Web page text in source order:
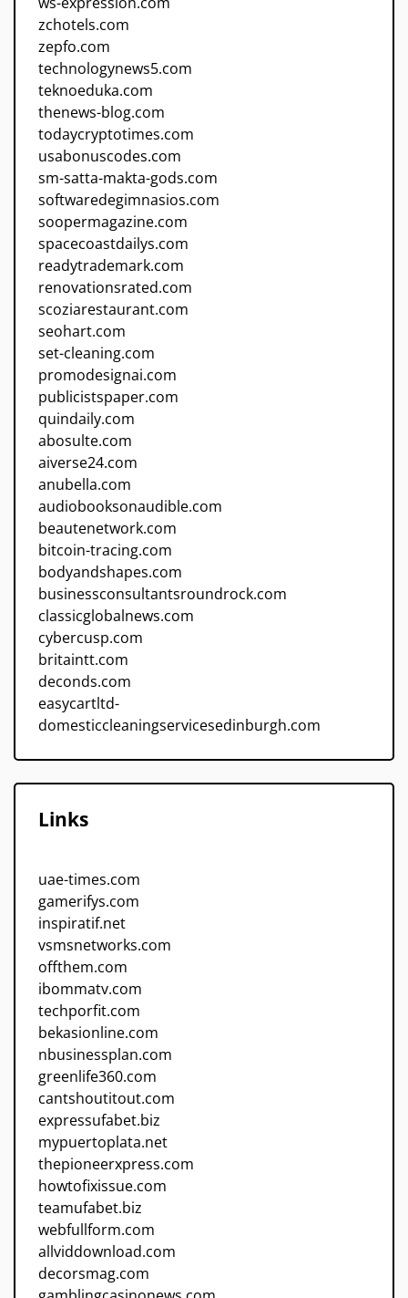
zchotels.com
zepfo.com
technologynews5.com
teknoeduka.com
thenews-blog.com
todaycryptotimes.com
usabonuscodes.com
sm-satta-makta-gods.com
softwaredegimnasios.com
soopermagazine.com
spacecoastdailys.com
readytrademark.com
renovationsrated.com
scoziarestaurant.com
seohart.com
set-cleaning.com
promodesignai.com
publicistspaper.com
quindaily.com
abosulte.com
aiverse24.com
anubella.com
audiobooksonaudible.com
beautenetwork.com
bitcoin-tracing.com
bodyandshapes.com
businessconsultantsroundrock.com
classicglobalnews.com
cybercusp.com
britaintt.com
deconds.com
easycartltd-
domesticcleaningservicesedinburgh.com
Links
uae-times.com
gamerifys.com
inspiratif.net
vsmsnetworks.com
offthem.com
ibommatv.com
techporfit.com
bekasionline.com
nbusinessplan.com
greenlife360.com
cantshoutitout.com
expressufabet.biz
mypuertoplata.net
thepioneerxpress.com
howtofixissue.com
teamufabet.biz
webfullform.com
allviddownload.com
decorsmag.com